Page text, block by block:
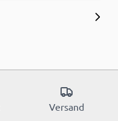
Versand